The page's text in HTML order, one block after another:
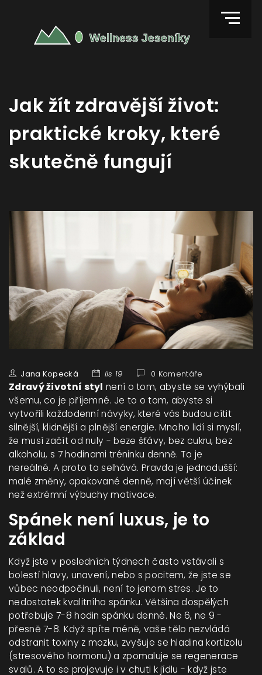
Jak žít zdravější život:
praktické kroky, které
skutečně fungují
Jana Kopecká lis 19 0 Komentáře
Zdravý životní styl není o tom, abyste se vyhýbali
všemu, co je příjemné. Je to o tom, abyste si
vytvořili každodenní návyky, které vás budou cítit
silnější, klidnější a plnější energie. Mnoho lidí si myslí,
že musí začít od nuly - beze šťávy, bez cukru, bez
alkoholu, s 7 hodinami tréninku denně. To je
nereálné. A proto to selhává. Pravda je jednodušší:
malé změny, opakované denně, mají větší účinek
než extrémní výbuchy motivace.
Spánek není luxus, je to
základ
Když jste v posledních týdnech často vstávali s
bolestí hlavy, unavení, nebo s pocitem, že jste se
vůbec neodpočinuli, není to jenom stres. Je to
nedostatek kvalitního spánku. Většina dospělých
potřebuje 7-8 hodin spánku denně. Ne 6, ne 9 -
přesně 7-8. Když spíte méně, vaše tělo nezvládá
odstranit toxiny z mozku, zvyšuje se hladina kortizolu
(stresového hormonu) a zpomaluje se regenerace
svalů. A to se projevuje i v chuti k jídlu - když jste